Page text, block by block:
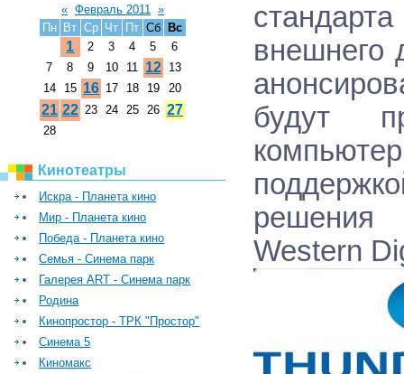
« Февраль 2011 »
Пн Вт Ср Чт Пт Сб Вс
1 2 3 4 5
6
7
8 9 10 11 12 13
14
15 16 17 18 19 20
21 22 23 24 25 26 27
28
Кинотеатры
Искра - Планета кино
Мир - Планета кино
Победа - Планета кино
Семья - Синема парк
Галерея ART - Синема парк
Родина
Кинопростор - ТРК "Простор"
Синема 5
Киномакс
внешнего
будут
решения
Western